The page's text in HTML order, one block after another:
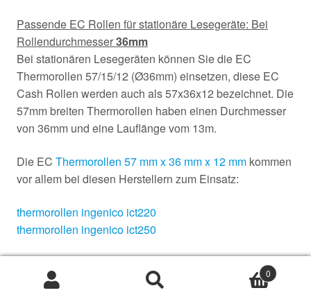
Passende EC Rollen für stationäre Lesegeräte: Bei
Rollendurchmesser36mm
Bei stationären Lesegeräten können Sie die EC
Thermorollen 57/15/12 (Ø36mm) einsetzen, diese EC
Cash Rollen werden auch als 57x36x12 bezeichnet. Die
57mm breiten Thermorollen haben einen Durchmesser
von 36mm und eine Lauflänge vom 13m.
Die EC Thermorollen 57 mm x 36 mm x 12 mm kommen
vor allem bei diesen Herstellern zum Einsatz:
thermorollen ingenico ict220
thermorollen ingenico ict250
Passende EC Rollen für stationäre Lesegeräte: Bei0